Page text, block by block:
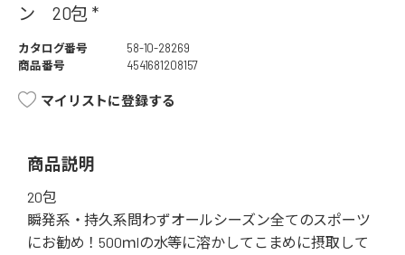
ン 20包 *
カタログ番号
58-10-28269
商品番号
4541681208157
マイリストに登録する
商品説明
20包
瞬発系・持久系問わずオールシーズン全てのスポーツ
にお勧め！500ｍlの水等に溶かしてこまめに摂取して